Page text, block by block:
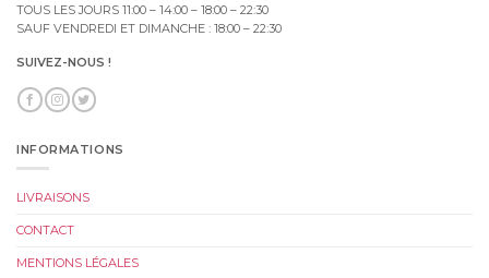
TOUS LES JOURS 11:00 – 14:00 – 18:00 – 22:30
SAUF VENDREDI ET DIMANCHE : 18:00 – 22:30
SUIVEZ-NOUS !
INFORMATIONS
LIVRAISONS
CONTACT
MENTIONS LÉGALES